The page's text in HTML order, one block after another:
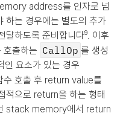
address를 인자로 넘
하는 경우에는 별도의 추가
달하도록 준비합니다⁹. 이후
호출하는 CallOp 를 생성
수 호출 후 return value를
적으로 return을 하는 형태
stack memory에서 return